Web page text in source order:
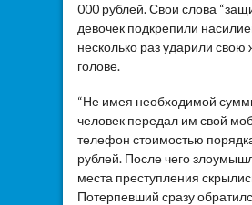
000 рублей. Свои слова
девочек подкрепили
несколько раз ударили свою
голове.
“Не имея необходимой
человек передал им свой
телефон стоимостью
рублей. После чего
места преступления
Потерпевший сразу